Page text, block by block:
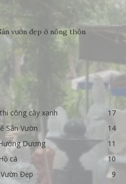
vườn đẹp ở nông thôn
công cây xanh
17
Sân Vườn
14
Dương
11
cá
10
Đẹp
9